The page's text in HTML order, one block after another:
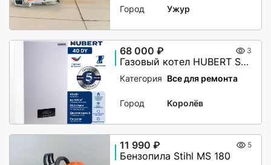
Город Ужур
68 000 ₽ 3
Газовый котел HUBERT Smart AGB 40DY настенный двухконтурный
Категория Все для ремонта
Город Королёв
11 990 ₽ 5
Бензопила Stihl MS 180